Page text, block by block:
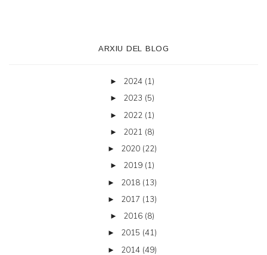
ARXIU DEL BLOG
► 2024 (1)
► 2023 (5)
► 2022 (1)
► 2021 (8)
► 2020 (22)
► 2019 (1)
► 2018 (13)
► 2017 (13)
► 2016 (8)
► 2015 (41)
► 2014 (49)